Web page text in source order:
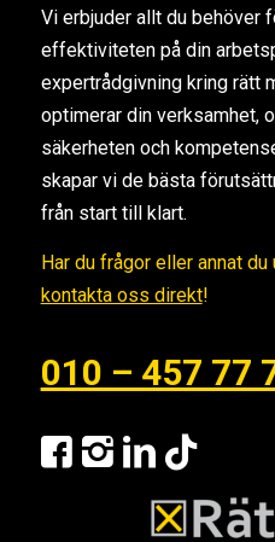
Vi erbjuder allt du behöver
effektiviteten på din
expertrådgivning kring rätt
optimerar din verksamhet,
säkerheten och
skapar vi de bästa
från start till klart.
Har du frågor eller annat
kontakta oss direkt!
010 – 457 77